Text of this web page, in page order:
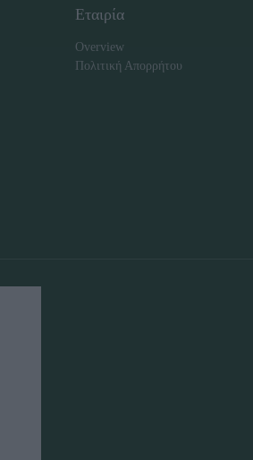
Εταιρία
Overview
Πολιτική Απορρήτου